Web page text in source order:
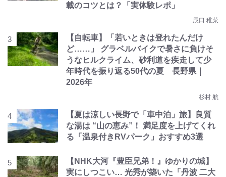
載のコツとは？「実体験レポ」
辰口 稚菜
【自転車】「若いときは登れたんだけ
ど……」 グラベルバイクで暑さに負けそ
うなヒルクライム、砂利道を疾走して少
年時代を振り返る50代の夏 長野県｜
2026年
杉村 航
【夏は涼しい長野で「車中泊」旅】良質
な湯は “山の恵み”！ 満足度を上げてくれ
る「温泉付きRVパーク」おすすめ3選
【NHK大河『豊臣兄弟！』ゆかりの城】
実にしつこい… 光秀が築いた「丹波 二大